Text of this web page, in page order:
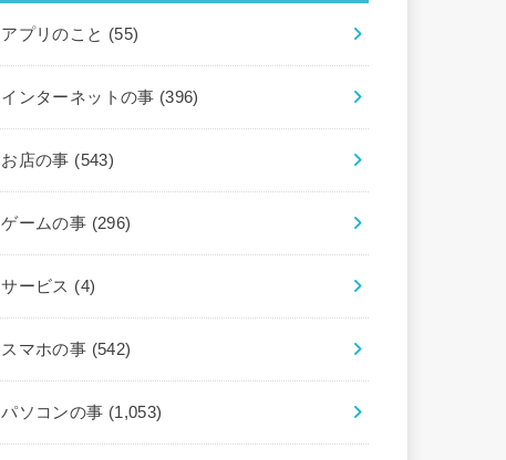
アプリのこと (55)
インターネットの事 (396)
お店の事 (543)
ゲームの事 (296)
サービス (4)
スマホの事 (542)
パソコンの事 (1,053)